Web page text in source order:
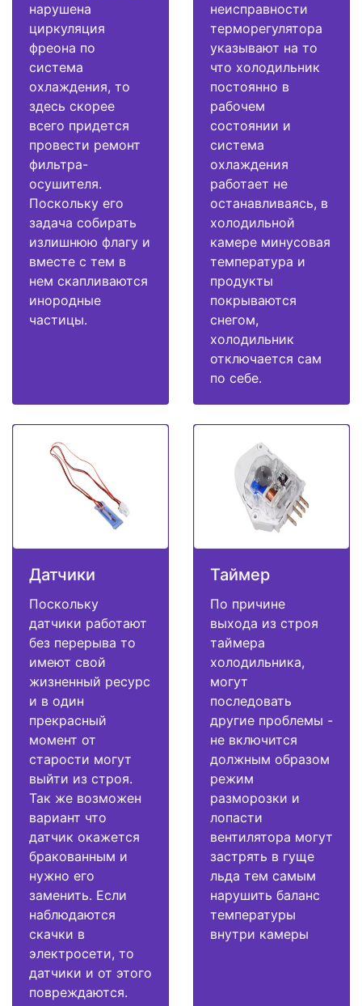
нарушена
циркуляция
фреона по
система
охлаждения, то
здесь скорее
всего придется
провести ремонт
фильтра-
осушителя.
Поскольку его
задача собирать
излишнюю флагу и
вместе с тем в
нем скапливаются
инородные
частицы.
неисправности
терморегулятора
указывают на то
что холодильник
постоянно в
рабочем
состоянии и
система
охлаждения
работает не
останавливаясь, в
холодильной
камере минусовая
температура и
продукты
покрываются
снегом,
холодильник
отключается сам
по себе.
Датчики
Поскольку
датчики работают
без перерыва то
имеют свой
жизненный ресурс
и в один
прекрасный
момент от
старости могут
выйти из строя.
Так же возможен
вариант что
датчик окажется
бракованным и
нужно его
заменить. Если
наблюдаются
скачки в
электросети, то
датчики и от этого
повреждаются.
Таймер
По причине
выхода из строя
таймера
холодильника,
могут
последовать
другие проблемы -
не включится
должным образом
режим
разморозки и
лопасти
вентилятора могут
застрять в гуще
льда тем самым
нарушить баланс
температуры
внутри камеры